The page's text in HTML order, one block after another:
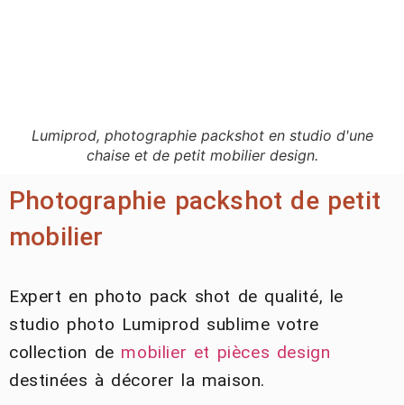
Lumiprod, photographie packshot en studio d'une
chaise et de petit mobilier design.
Photographie packshot de petit
mobilier
Expert en photo pack shot de qualité, le
studio photo Lumiprod sublime votre
collection de mobilier et pièces design
destinées à décorer la maison.